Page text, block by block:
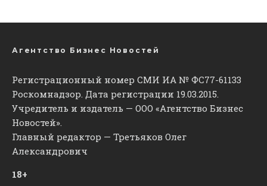
Агентство Бизнес Новостей
Регистрационный номер СМИ ИА № ФС77-61133
Роскомнадзор. Дата регистрации 19.03.2015.
Учредитель и издатель — ООО «Агентство Бизнес
Новостей».
Главный редактор — Третьяков Олег
Александрович
18+